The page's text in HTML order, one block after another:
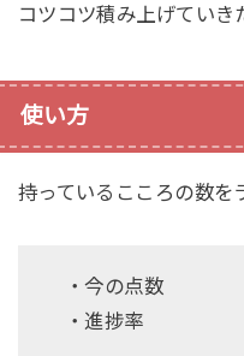
コツコツ積み上げていき
使い方
持っているこころの数を
・今の点数
・進捗率